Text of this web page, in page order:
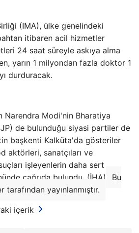
(IMA), ülke genelindeki
itibaren acil hizmetler
24 saat süreyle askıya alma
yarın 1 milyondan fazla doktor 1
durduracak.
Narendra Modi'nin Bharatiya
de bulunduğu siyasi partiler de
başkenti Kalküta'da gösteriler
aktörleri, sanatçıları ve
işleyenlerin daha sert
çağrıda bulundu. (İHA)
Bu
yayınlanmıştır.
içerik